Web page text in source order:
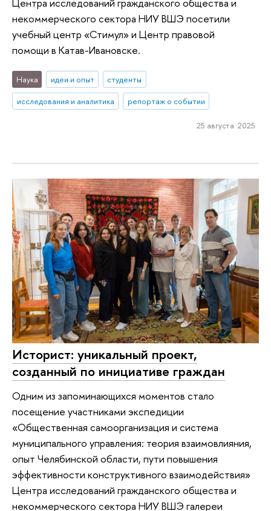
некоммерческого сектора НИУ ВШЭ посетили
учебный центр «Стимул» и Центр правовой
помощи в Катав-Ивановске.
Наука идеи и опыт
студенты
исследования и аналитика
репортаж о событии
25 августа 2025
Историст: уникальный проект,
созданный по инициативе граждан
Одним из запоминающихся моментов стало
посещение участниками экспедиции
«Общественная самоорганизация и система
муниципального управления: теория взаимовлияния,
опыт Челябинской области, пути повышения
эффективности конструктивного взаимодействия»
Центра исследований гражданского общества и
некоммерческого сектора НИУ ВШЭ галереи